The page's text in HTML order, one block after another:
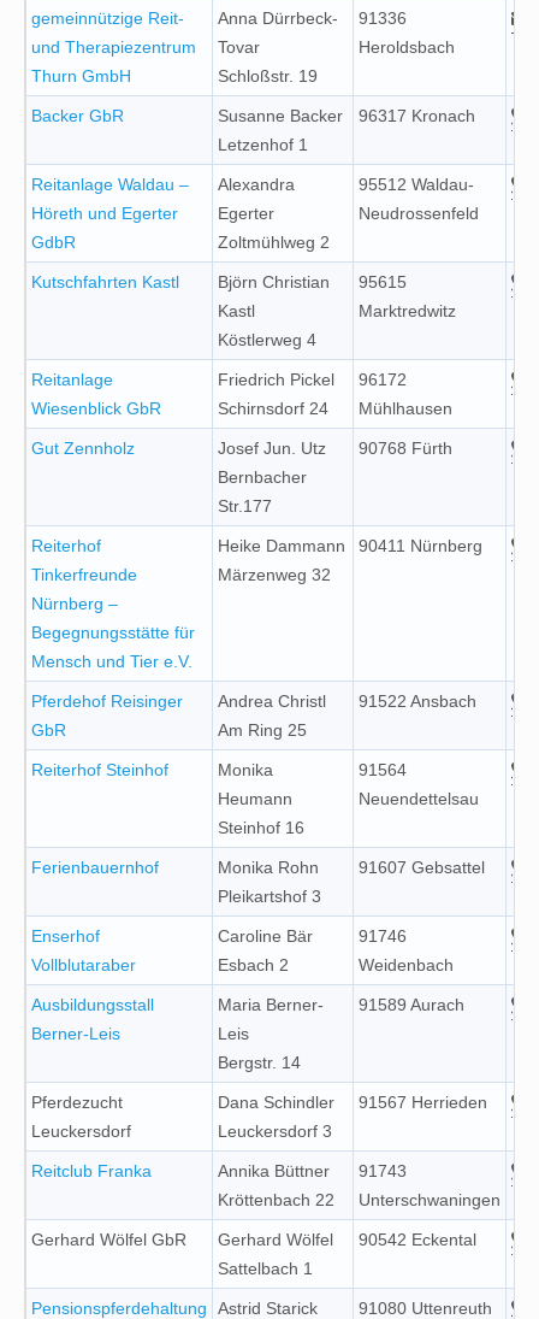
gemeinnützige Reit-
und Therapiezentrum
Thurn GmbH
Anna Dürrbeck-
Tovar
Schloßstr. 19
91336
Heroldsbach
Backer GbR
Susanne Backer
Letzenhof 1
96317 Kronach
Reitanlage Waldau –
Höreth und Egerter
GdbR
Alexandra
Egerter
Zoltmühlweg 2
95512 Waldau-
Neudrossenfeld
Kutschfahrten Kastl
Björn Christian
Kastl
Köstlerweg 4
95615
Marktredwitz
Reitanlage
Wiesenblick GbR
Friedrich Pickel
Schirnsdorf 24
96172
Mühlhausen
Gut Zennholz
Josef Jun. Utz
Bernbacher
Str.177
90768 Fürth
Reiterhof
Tinkerfreunde
Nürnberg –
Begegnungsstätte für
Mensch und Tier e.V.
Heike Dammann
Märzenweg 32
90411 Nürnberg
Pferdehof Reisinger
GbR
Andrea Christl
Am Ring 25
91522 Ansbach
Reiterhof Steinhof
Monika
Heumann
Steinhof 16
91564
Neuendettelsau
Ferienbauernhof
Monika Rohn
Pleikartshof 3
91607 Gebsattel
Enserhof
Vollblutaraber
Caroline Bär
Esbach 2
91746
Weidenbach
Ausbildungsstall
Berner-Leis
Maria Berner-
Leis
Bergstr. 14
91589 Aurach
Pferdezucht
Leuckersdorf
Dana Schindler
Leuckersdorf 3
91567 Herrieden
Reitclub Franka
Annika Büttner
Kröttenbach 22
91743
Unterschwaningen
Gerhard Wölfel GbR
Gerhard Wölfel
Sattelbach 1
90542 Eckental
Pensionspferdehaltung
Astrid Starick
91080 Uttenreuth